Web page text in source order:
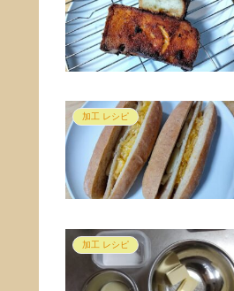
加工 レシピ
加工 レシピ